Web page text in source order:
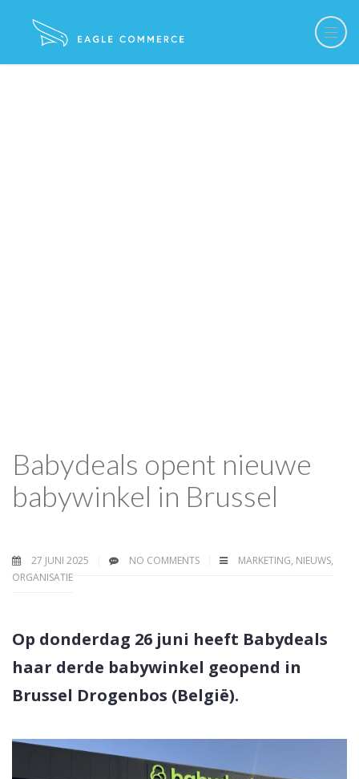
Babydeals opent nieuwe
babywinkel in Brussel
27 JUNI 2025 NO COMMENTS MARKETING, NIEUWS,
ORGANISATIE
Op donderdag 26 juni heeft Babydeals
haar derde babywinkel geopend in
Brussel Drogenbos (België).